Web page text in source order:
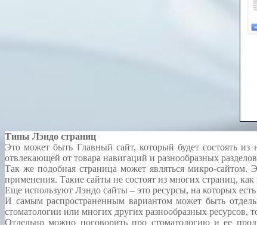
Типы Лэндо страниц
Это может быть Главный сайт, который будет состоять из
отвлекающей от товара навигаций и разнообразных
Так же подобная страница может являться микро-
применения. Такие сайты не состоят из многих страниц,
Еще используют Лэндо сайты – это ресурсы, на которых
И самым распространенным вариантом может быть
стоматологии или многих других разнообразных ресурсов,
Отдельно можно поговорить про стоматологию и ее